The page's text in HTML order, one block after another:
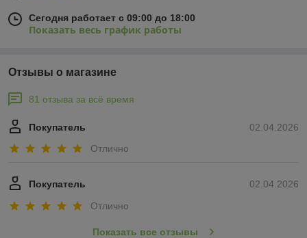
Сегодня работает с 09:00 до 18:00
Показать весь график работы
Отзывы о магазине
81 отзыва за всё время
02.04.2026
Покупатель
Отлично
02.04.2026
Покупатель
Отлично
Показать все отзывы